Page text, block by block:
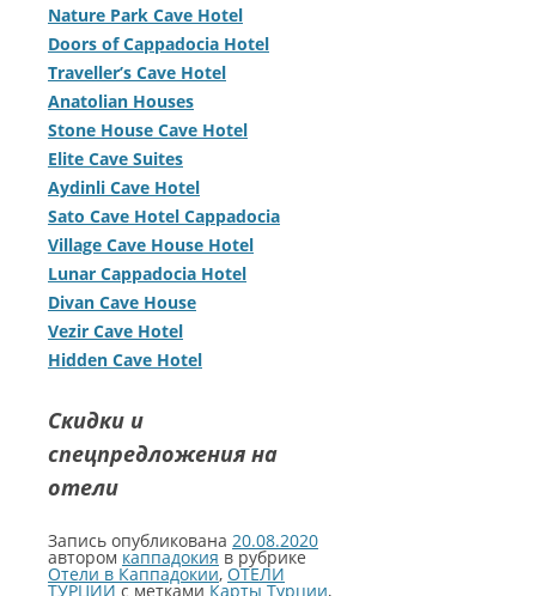
Nature Park Cave Hotel
Doors of Cappadocia Hotel
Traveller’s Cave Hotel
Anatolian Houses
Stone House Cave Hotel
Elite Cave Suites
Aydinli Cave Hotel
Sato Cave Hotel Cappadocia
Village Cave House Hotel
Lunar Cappadocia Hotel
Divan Cave House
Vezir Cave Hotel
Hidden Cave Hotel
Скидки и
спецпредложения на
отели
Запись опубликована 20.08.2020
автором каппадокия в рубрике
Отели в Каппадокии, ОТЕЛИ
ТУРЦИИс меткамиКарты Турции,